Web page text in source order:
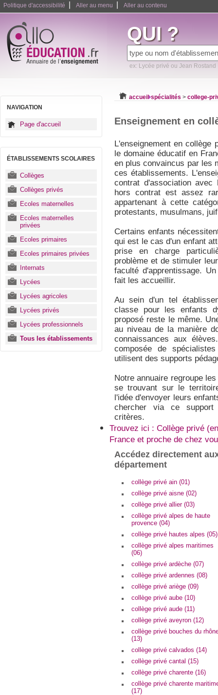
Politique d'accessibilité Aller au menu Aller au contenu
QUI ?
ex: Lycée privé ou Jean Rostand
NAVIGATION
Page d'accueil
ÉTABLISSEMENTS SCOLAIRES
Collèges
Collèges privés
Ecoles maternelles
Ecoles maternelles
privées
Ecoles primaires
Ecoles primaires privées
Internats
Lycées
Lycées agricoles
Lycées privés
Lycées professionnels
Tous les établissements
accueil spécialités > college-
Enseignement en
L'enseignement en collège
le domaine éducatif en
en plus convaincus par les
ces établissements.
contrat d'association
hors contrat est assez
appartenant à cette
protestants, musulmans,
Certains enfants
qui est le cas d'un enfant
prise en charge
problème et de stimuler
faculté d'apprentissage.
fait les accueillir.
Au sein d'un tel
classe pour les enfants
proposé reste le même.
au niveau de la manière
connaissances aux
composée de
utilisent des supports
Notre annuaire regroupe
se trouvant sur le
l'idée d'envoyer leurs
chercher via ce support
critères.
Trouvez ici : Collège privé
France et proche de chez
Accédez directement
département
collège privé ain (01)
collège privé aisne (02)
collège privé allier (03)
collège privé alpes de haute
provence (04)
collège privé hautes alpes (05)
collège privé alpes maritimes
(06)
collège privé ardèche (07)
collège privé ardennes (08)
collège privé ariège (09)
collège privé aube (10)
collège privé aude (11)
collège privé aveyron (12)
collège privé bouches du
(13)
collège privé calvados (14)
collège privé cantal (15)
collège privé charente (16)
collège privé charente
(17)